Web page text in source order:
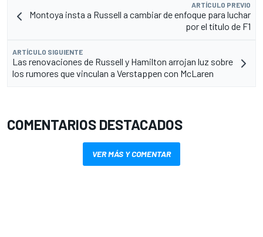
ARTÍCULO PREVIO
Montoya insta a Russell a cambiar de enfoque para luchar
por el título de F1
ARTÍCULO SIGUIENTE
Las renovaciones de Russell y Hamilton arrojan luz sobre
los rumores que vinculan a Verstappen con McLaren
COMENTARIOS DESTACADOS
VER MÁS Y COMENTAR